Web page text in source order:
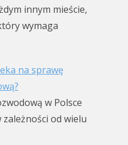
innym mieście,
wymaga
na sprawę
w Polsce
od wielu